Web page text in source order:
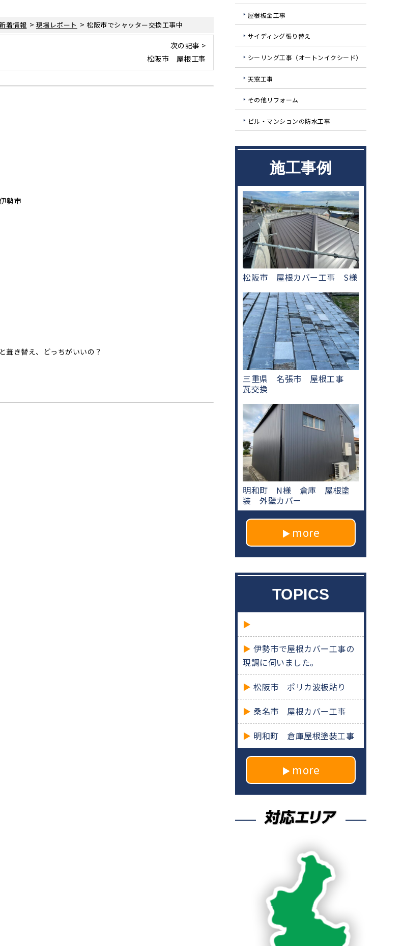
着情報 > 現場レポート >松阪市でシャッター交換工事中
次の記事 >
松阪市 屋根工事
勢市
葺き替え、どっちがいいの？
屋根板金工事
サイディング張り替え
シーリング工事（オートンイクシード）
天窓工事
その他リフォーム
ビル・マンションの防水工事
施工事例
松阪市 屋根カバー工事 S様
三重県 名張市 屋根工事
瓦交換
明和町 N様 倉庫 屋根塗
装 外壁カバー
more
TOPICS
伊勢市で屋根カバー工事の
現調に伺いました。
松阪市 ポリカ波板貼り
桑名市 屋根カバー工事
明和町 倉庫屋根塗装工事
more